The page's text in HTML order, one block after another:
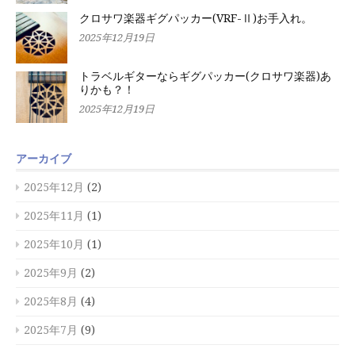
クロサワ楽器ギグパッカー(VRF-Ⅱ)お手入れ。
2025年12月19日
トラベルギターならギグパッカー(クロサワ楽器)あ
りかも？！
2025年12月19日
アーカイブ
2025年12月 (2)
2025年11月 (1)
2025年10月 (1)
2025年9月 (2)
2025年8月 (4)
2025年7月 (9)